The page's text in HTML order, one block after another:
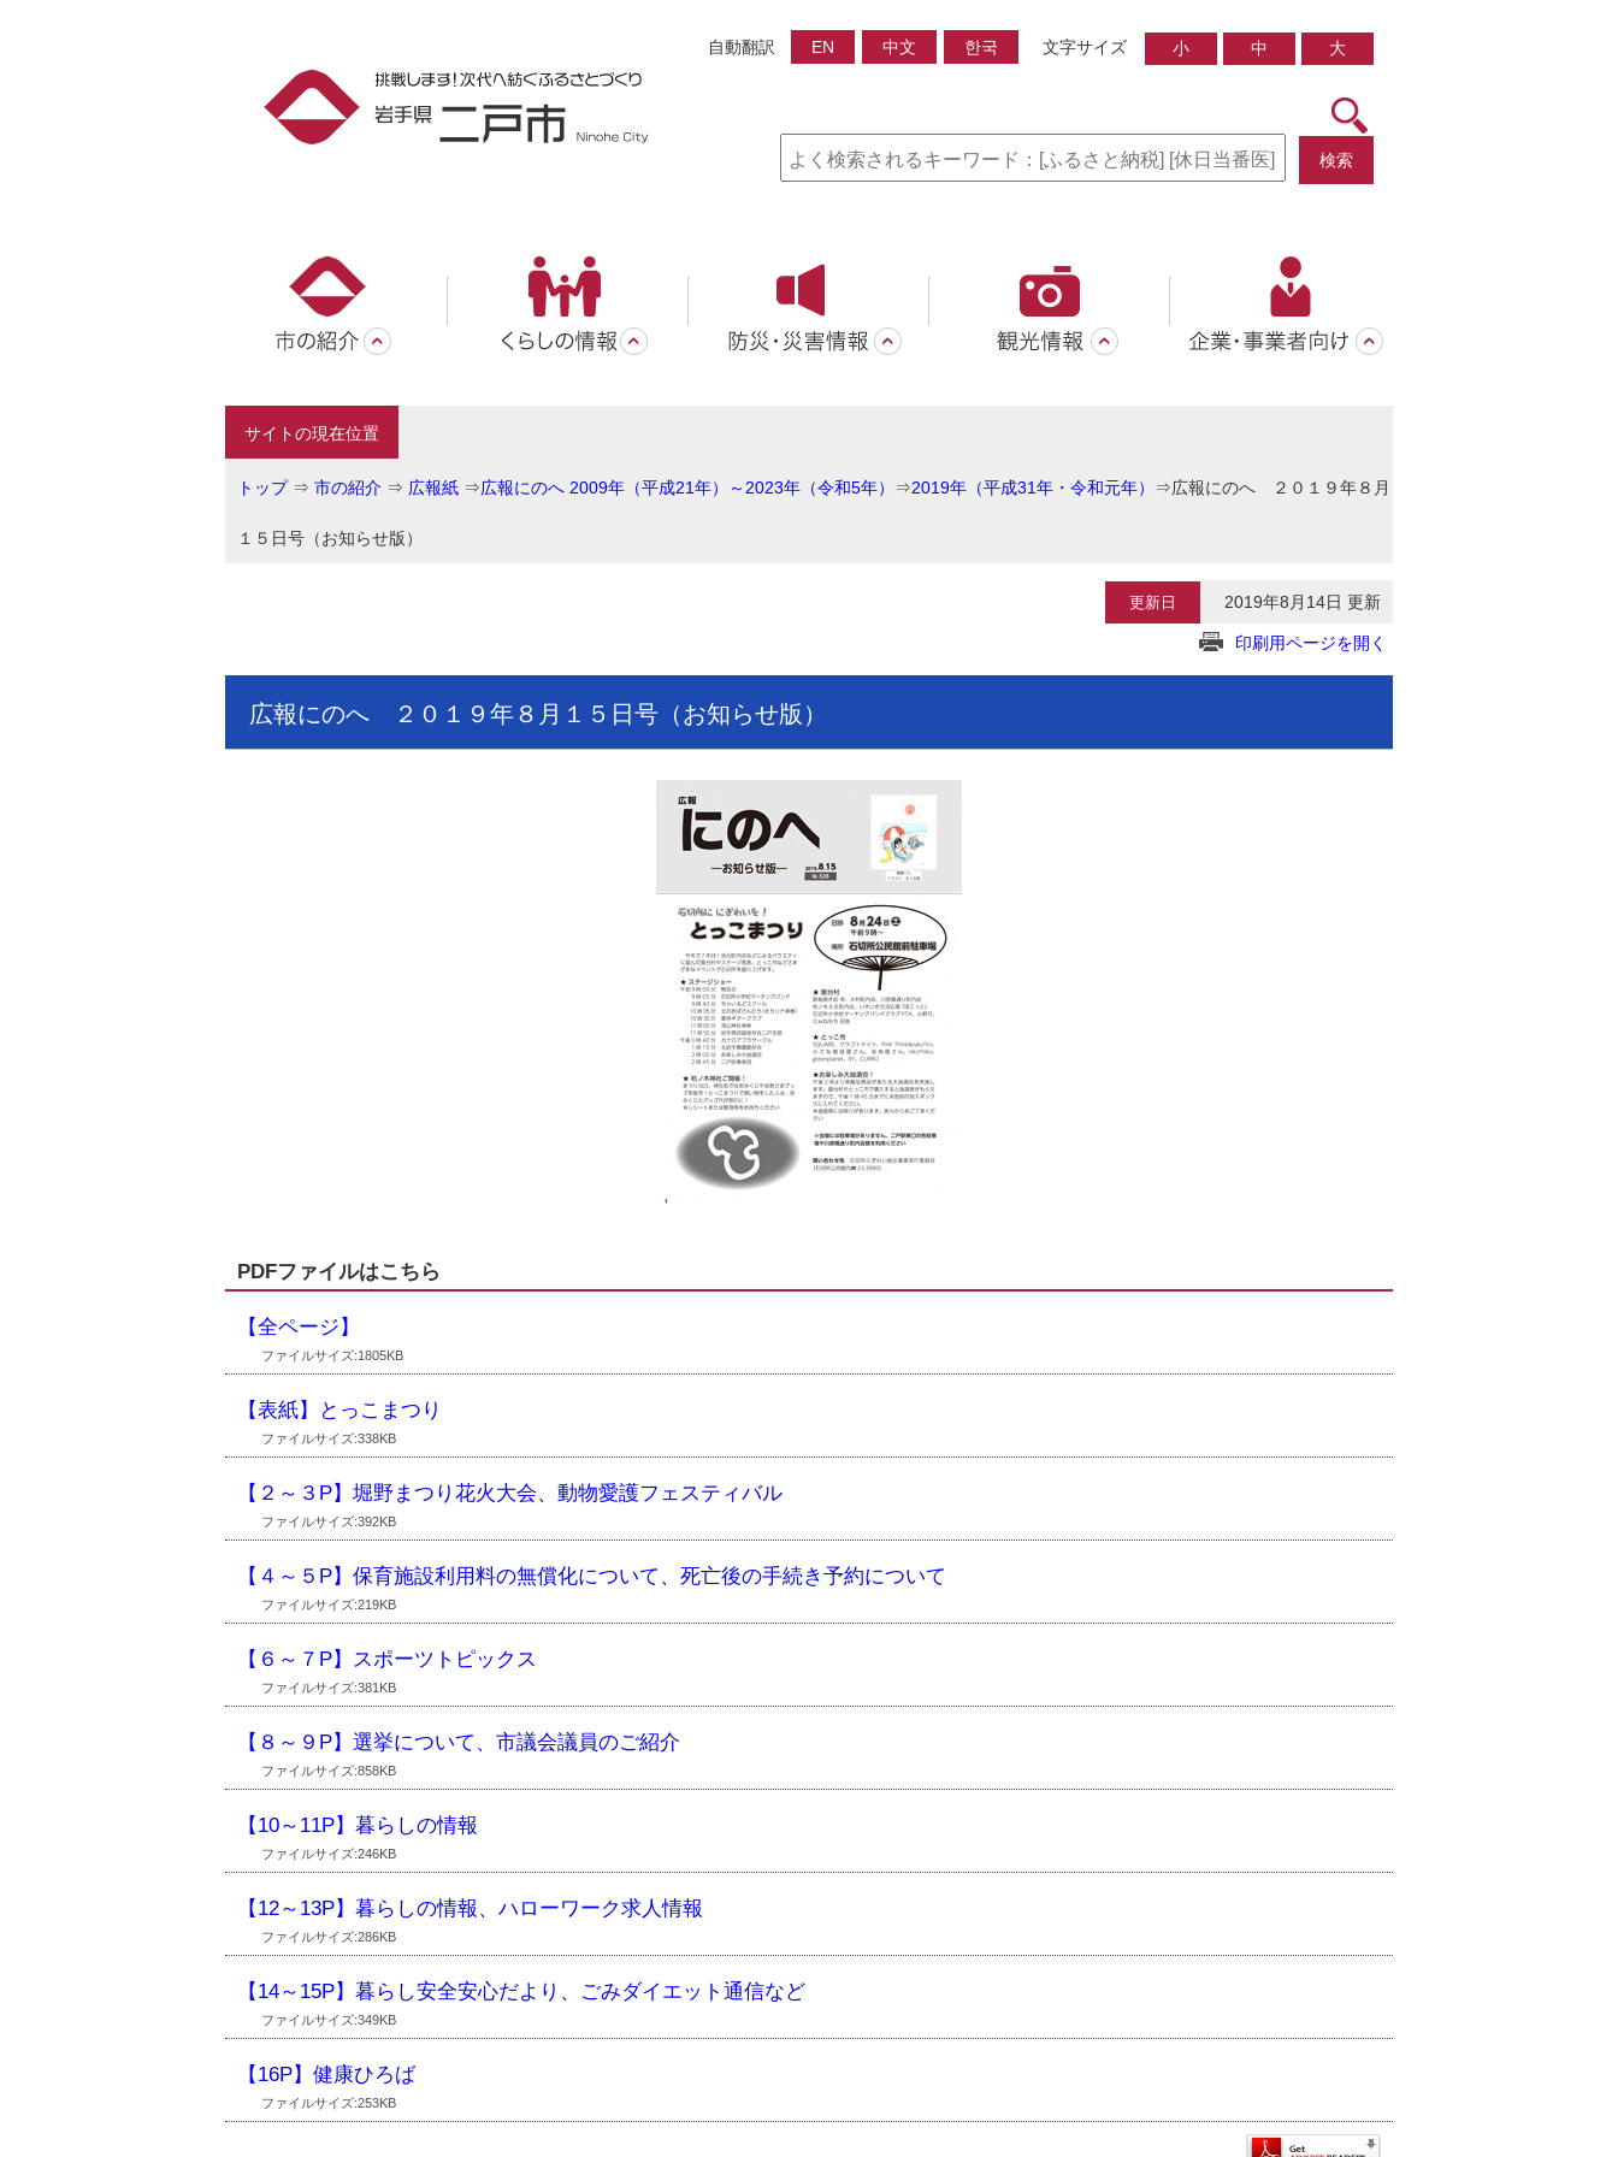
自動翻訳 EN 中文 한국 文字サイズ 小 中 大
検索
サイトの現在位置
トップ⇒ 市の紹介 ⇒ 広報紙 ⇒広報にのへ 2009年（平成21年）～2023年（令和5年） ⇒2019年（平成31年・令和元年） ⇒広報にのへ ２０１９年８月
１５日号（お知らせ版）
更新日 2019年8月14日 更新
印刷用ページを開く
広報にのへ ２０１９年８月１５日号（お知らせ版）
PDFファイルはこちら
【全ページ】
ファイルサイズ:1805KB
【表紙】とっこまつり
ファイルサイズ:338KB
【２～３P】堀野まつり花火大会、動物愛護フェスティバル
ファイルサイズ:392KB
【４～５P】保育施設利用料の無償化について、死亡後の手続き予約について
ファイルサイズ:219KB
【６～７P】スポーツトピックス
ファイルサイズ:381KB
【８～９P】選挙について、市議会議員のご紹介
ファイルサイズ:858KB
【10～11P】暮らしの情報
ファイルサイズ:246KB
【12～13P】暮らしの情報、ハローワーク求人情報
ファイルサイズ:286KB
【14～15P】暮らし安全安心だより、ごみダイエット通信など
ファイルサイズ:349KB
【16P】健康ひろば
ファイルサイズ:253KB